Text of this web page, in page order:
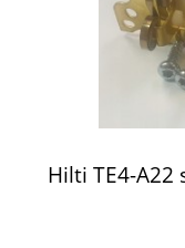
Hilti TE4-A22